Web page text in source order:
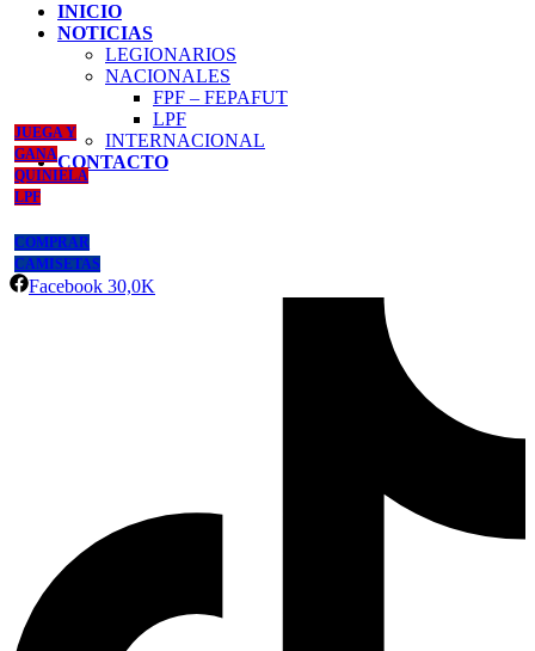
INICIO
NOTICIAS
LEGIONARIOS
NACIONALES
FPF – FEPAFUT
LPF
INTERNACIONAL
CONTACTO
JUEGA Y
GANA
QUINIELA
LPF
COMPRAR
CAMISETAS
Facebook 30,0K